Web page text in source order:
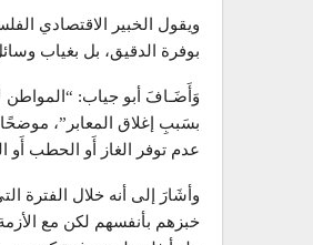
ويقول الخبير الاقتصادي
بوفرة الدقيق، بل بغياب
وَأَضَـافَ أبو جياب: “المواطن
بسَببِ إغلاق المعابر”،
عدم توفر الغاز أَو الحطب أَو
وأشَارَ إلى أنه خلال الفترة
خبزهم بأنفسهم لكن مع